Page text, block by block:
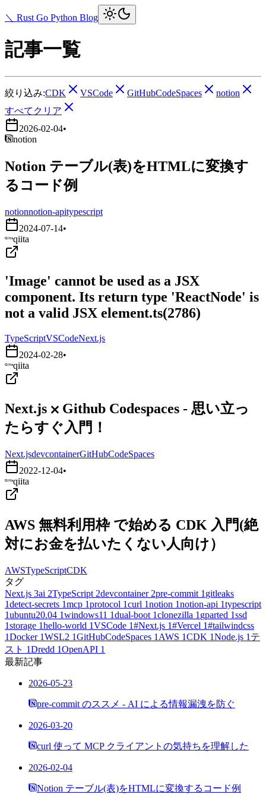
＼ Rust Go Python Blog
記事一覧
絞り込み:CDK VSCode GitHubCodeSpaces
notion
すべてクリア
2026-02-04•
notion
Notion テーブル(表)をHTMLに変換す
るコード例
notionnotion-apitypescript
2024-07-14•
qiita
'Image' cannot be used as a JSX
component. Its return type 'ReactNode' is
not a valid JSX element.ts(2786)
TypeScriptVSCodeNext.js
2024-02-28•
qiita
Next.js ⨉ Github Codespaces - 思い立っ
たらすぐ入門！
Next.jsdevcontainerGitHubCodeSpaces
2022-12-04•
qiita
AWS 無料利用枠 で始める CDK 入門(絶
対にお金を払いたくない人向け）
AWSTypeScriptCDK
タグ
Next.js 3ai 2TypeScript 2devcontainer 2pre-commit 1 gitleaks
1detect-secrets 1mcp 1protocol 1curl 1notion 1notion-api 1typescript
1ubuntu20.04 1windows11 1dual-boot 1clonezilla 1 gparted 1ssd
1storage 1hello-world 1VSCode 1#Next.js 1#Vercel 1#tailwindcss
1Docker 1WSL2 1GitHubCodeSpaces 1 AWS 1CDK 1Node.js 1 テ
スト 1Dredd 1OpenAPI 1
最新記事
2026-05-23
pre-commit のススメ - AI による情報漏洩を防ぐ
2026-03-20
curl 使って MCP クライアントの気持ちを理解した
2026-02-04
Notion テーブル(表)をHTMLに変換するコード例